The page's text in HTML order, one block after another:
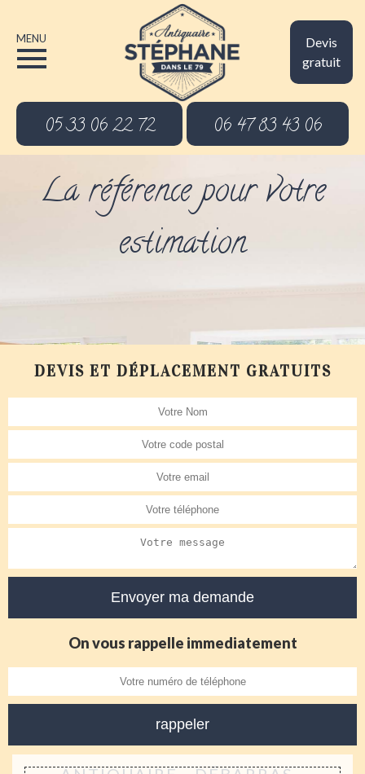
Devis
gratuit
MENU
05 33 06 22 72 06 47 83 43 06
La référence pour votre
estimation
DEVIS ET DÉPLACEMENT GRATUITS
On vous rappelle immediatement